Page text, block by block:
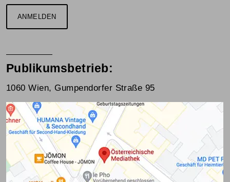
ANMELDEN
Publikumsbetrieb:
1060 Wien, Gumpendorfer Straße 95